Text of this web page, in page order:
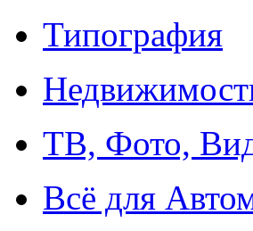
Типография
ТВ, Фото,
Всё для